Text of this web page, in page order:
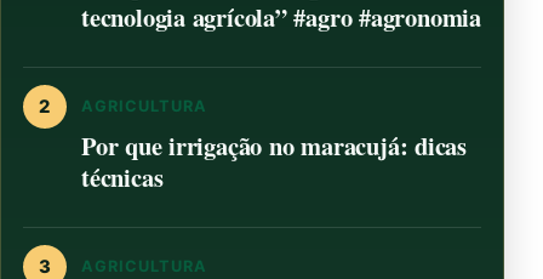
tecnologia agrícola” #agro #agronomia
2 AGRICULTURA
Por que irrigação no maracujá: dicas
técnicas
3 AGRICULTURA